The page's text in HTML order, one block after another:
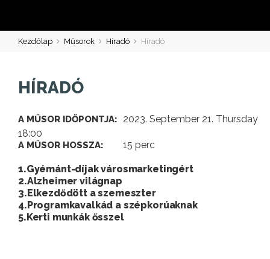
Kezdőlap Műsorok Híradó Híradó
HÍRADÓ
A MŰSOR IDŐPONTJA:
2023. September 21. Thursday
18:00
A MŰSOR HOSSZA: 15 perc
1.Gyémánt-díjak városmarketingért
2.Alzheimer világnap
3.Elkezdődött a szemeszter
4.Programkavalkád a szépkorúaknak
5.Kerti munkák ősszel